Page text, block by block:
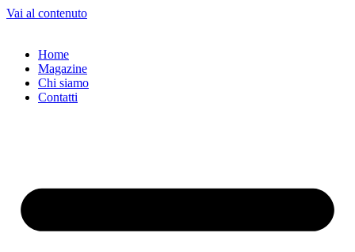
Vai al contenuto
Home
Magazine
Chi siamo
Contatti